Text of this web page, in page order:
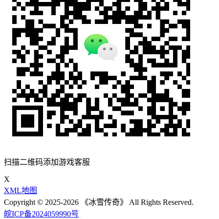
扫描二维码添加游戏客服
X
XML地图
Copyright © 2025-2026 《冰雪传奇》 All Rights Reserved.
皖ICP备2024059990号